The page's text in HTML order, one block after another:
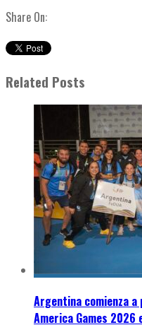
Share On:
Related Posts
Argentina comienza a
America Games 2026